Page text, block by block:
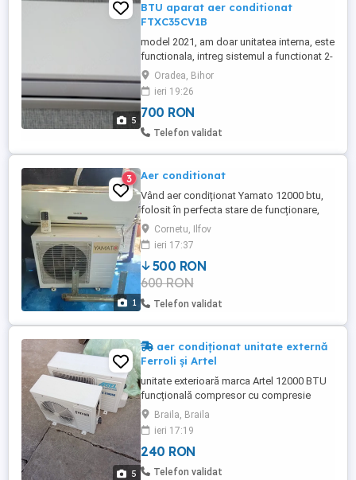
5
BTU aparat aer conditionat
FTXC35CV1B
model 2021, am doar unitatea interna, este
functionala, intreg sistemul a functionat 2-
3 sezoane pana s-a defectat unitatea
externa la placa electronica si n-a mai
pornit. a fost curatata si intretinuta
constant. are inclusa telecomanda si
placa suport pentru perete. se poate
Oradea, Bihor
ieri 19:26
700 RON
Telefon validat
1
3 Aer conditionat
Vând aer condiționat Yamato 12000 btu,
folosit în perfecta stare de funcționare,
are telecomanda freon și instalație,
aparatul este complet și funcționează
foarte bine
Cornetu, Ilfov
ieri 17:37
500 RON
600 RON
Telefon validat
5
aer condiționat unitate externă
Ferroli și Artel
unitate exterioară marca Artel 12000 BTU
funcțională compresor cu compresie
bună ventilator bun atât motorul cât și
elicea este complet cu radiator
condensator electrovalvă instalație
electrică bună funcționează foarte bine
silențios model hpd 12 r l 14 a freon r410a
Braila, Braila
ieri 17:19
240 RON
Telefon validat